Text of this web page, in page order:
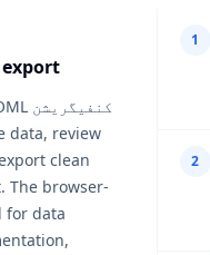
data, review
clean
for data
1
2